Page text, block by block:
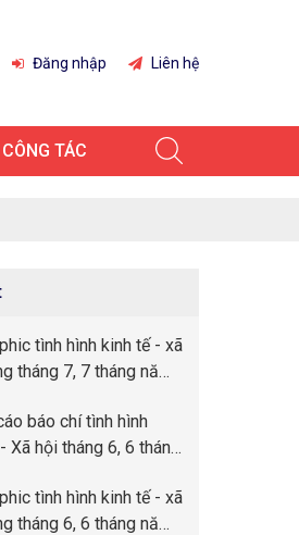
Đăng nhập Liên hệ
TÁC
tình hình kinh tế - xã
tháng 7, 7 tháng năm
báo chí tình hình
Xã hội tháng 6, 6 tháng
tình hình kinh tế - xã
tháng 6, 6 tháng năm